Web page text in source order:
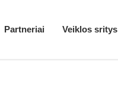
Partneriai Veiklos sritys